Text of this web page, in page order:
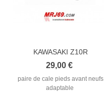
KAWASAKI Z10R
2004/2007 REPOSE...
29,00 €
paire de cale pieds avant neufs
adaptable